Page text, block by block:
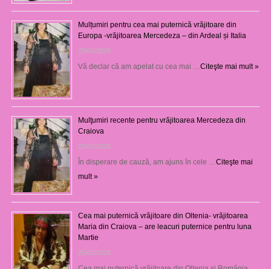
Mulțumiri pentru cea mai puternică vrăjitoare din
Europa -vrăjitoarea Mercedeza – din Ardeal și Italia
23/07/2026
Vă declar că am apelat cu cea mai … Citeşte mai mult »
Mulţumiri recente pentru vrăjitoarea Mercedeza din
Craiova
22/07/2026
În disperare de cauză, am ajuns în cele … Citeşte mai
mult »
Cea mai puternică vrăjitoare din Oltenia- vrăjitoarea
Maria din Craiova – are leacuri puternice pentru luna
Martie
25/03/2026